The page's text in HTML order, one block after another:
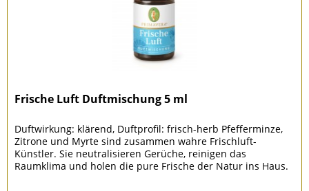
Frische Luft Duftmischung 5 ml
Duftwirkung: klärend, Duftprofil: frisch-herb Pfefferminze,
Zitrone und Myrte sind zusammen wahre Frischluft-
Künstler. Sie neutralisieren Gerüche, reinigen das
Raumklima und holen die pure Frische der Natur ins Haus.